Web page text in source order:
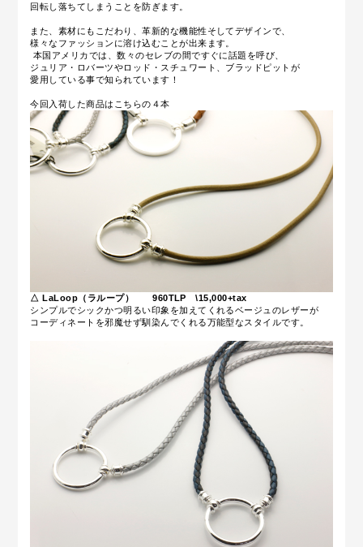
回転し落ちてしまうことを防ぎます。
また、素材にもこだわり、革新的な機能性そしてデザインで、
様々なファッションに溶け込むことが出来ます。
本国アメリカでは、数々のセレブの間ですぐに話題を呼び、
ジュリア・ロバーツやロッド・スチュワート、ブラッドピットが
愛用している事で知られています！
今回入荷した商品はこちらの４本
△ LaLoop（ラループ） 960TLP \15,000+tax
シンプルでシックかつ明るい印象を加えてくれるベージュのレザーが
コーディネートを邪魔せず馴染んでくれる万能型なスタイルです。